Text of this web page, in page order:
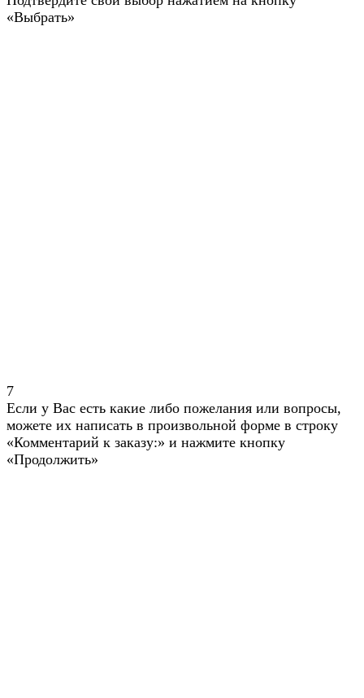
«Выбрать»
7
Если у Вас есть какие либо пожелания или вопросы,
можете их написать в произвольной форме в строку
«Комментарий к заказу:» и нажмите кнопку
«Продолжить»